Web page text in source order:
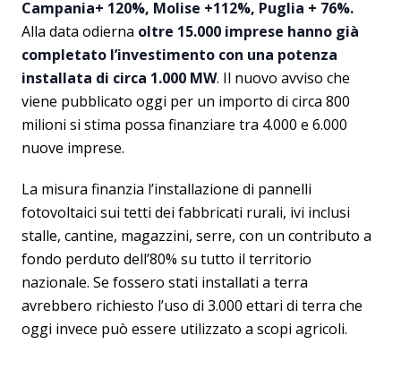
Campania+ 120%, Molise +112%, Puglia + 76%.
Alla data odierna oltre 15.000 imprese hanno già
completato l’investimento con una potenza
installata di circa 1.000 MW. Il nuovo avviso che
viene pubblicato oggi per un importo di circa 800
milioni si stima possa finanziare tra 4.000 e 6.000
nuove imprese.
La misura finanzia l’installazione di pannelli
fotovoltaici sui tetti dei fabbricati rurali, ivi inclusi
stalle, cantine, magazzini, serre, con un contributo a
fondo perduto dell’80% su tutto il territorio
nazionale. Se fossero stati installati a terra
avrebbero richiesto l’uso di 3.000 ettari di terra che
oggi invece può essere utilizzato a scopi agricoli.